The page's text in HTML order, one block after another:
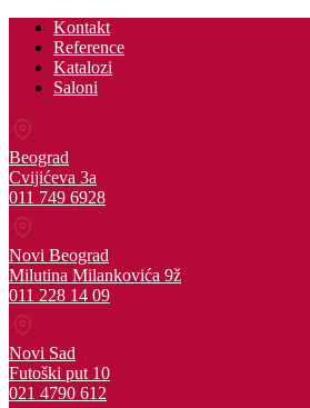
Kontakt
Reference
Katalozi
Saloni
Beograd
Cvijićeva 3a
011 749 6928
Novi Beograd
Milutina Milankovića 9ž
011 228 14 09
Novi Sad
Futoški put 10
021 4790 612